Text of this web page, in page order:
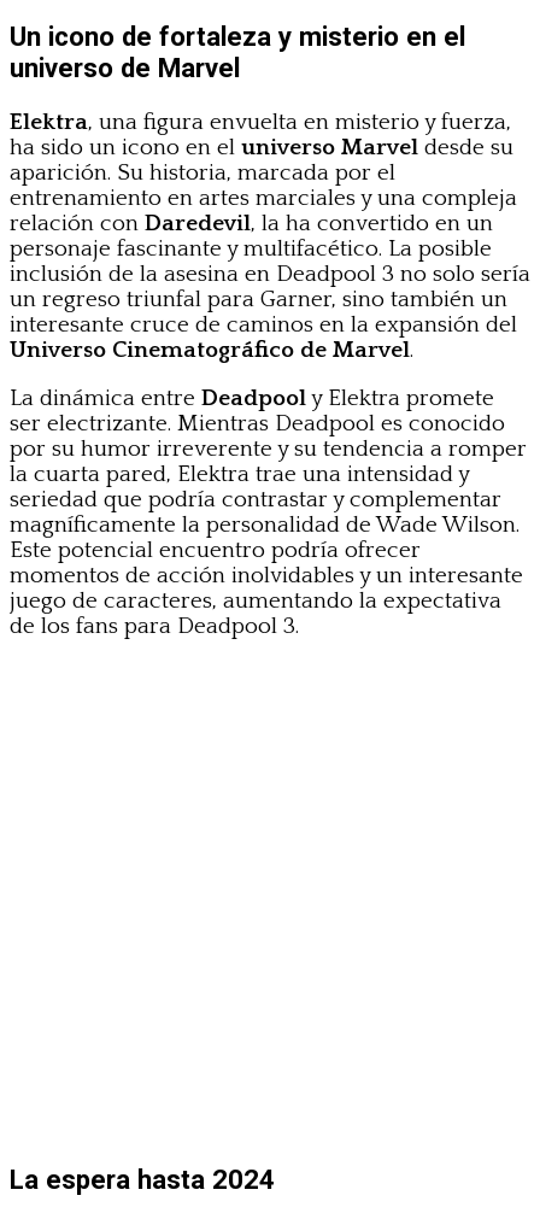
Un icono de fortaleza y misterio en el
universo de Marvel
Elektra, una figura envuelta en misterio y fuerza,
ha sido un icono en el universo Marvel desde su
aparición. Su historia, marcada por el
entrenamiento en artes marciales y una compleja
relación con Daredevil, la ha convertido en un
personaje fascinante y multifacético. La posible
inclusión de la asesina en Deadpool 3 no solo sería
un regreso triunfal para Garner, sino también un
interesante cruce de caminos en la expansión del
Universo Cinematográfico de Marvel.
La dinámica entre Deadpooly Elektra promete
ser electrizante. Mientras Deadpool es conocido
por su humor irreverente y su tendencia a romper
la cuarta pared, Elektra trae una intensidad y
seriedad que podría contrastar y complementar
magníficamente la personalidad de Wade Wilson.
Este potencial encuentro podría ofrecer
momentos de acción inolvidables y un interesante
juego de caracteres, aumentando la expectativa
de los fans para Deadpool 3.
La espera hasta 2024